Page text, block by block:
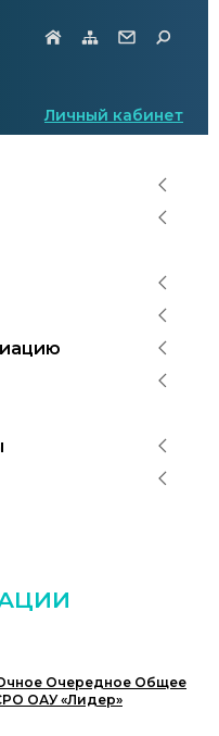
Личный кабинет
Очное Очередное Общее
ОАУ «Лидер»